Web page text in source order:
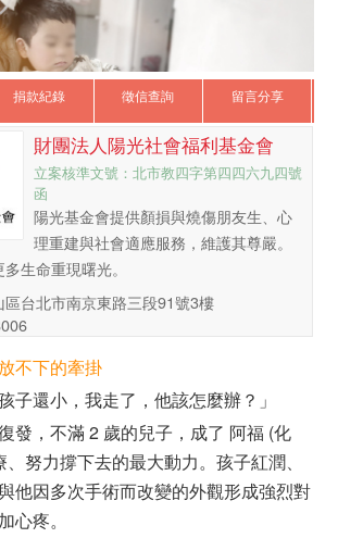
捐款紀錄 徵信查詢 留言分享
財團法人陽光社會福利基金會
立案核準文號：北市教四字第四四六九四號
函
陽光基金會提供顏損與燒傷朋友生、心
理重建與社會適應服務，維護其尊嚴。
生命重現曙光。
台北市南京東路三段91號3樓
不下的牽掛
子還小，我走了，他該怎麼辦？」
發，不滿 2 歲的兒子，成了 阿福 (化
努力撐下去的最大動力。孩子紅潤、
他因多次手術而改變的外觀形成強烈對
心疼。